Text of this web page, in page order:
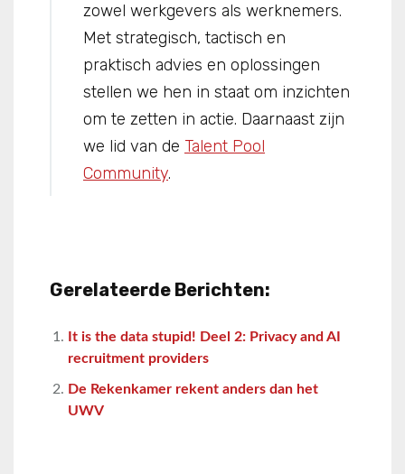
zowel werkgevers als werknemers.
Met strategisch, tactisch en
praktisch advies en oplossingen
stellen we hen in staat om inzichten
om te zetten in actie. Daarnaast zijn
we lid van de Talent Pool
Community.
Gerelateerde Berichten:
It is the data stupid! Deel 2: Privacy and AI
recruitment providers
De Rekenkamer rekent anders dan het
UWV